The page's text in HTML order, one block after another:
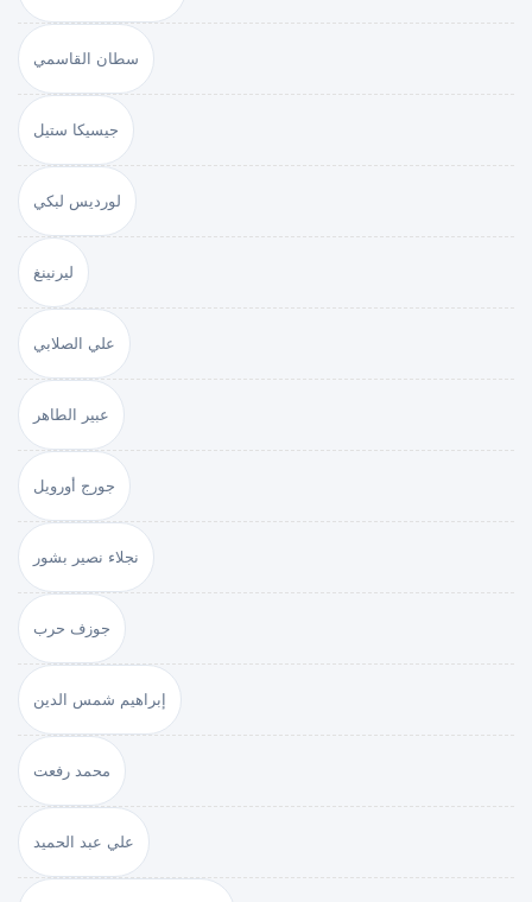
سطان القاسمي
جيسيكا ستيل
لورديس لبكي
ليرنينغ
علي الصلابي
عبير الطاهر
جورج أورويل
نجلاء نصير بشور
جوزف حرب
إبراهيم شمس الدين
محمد رفعت
علي عبد الحميد